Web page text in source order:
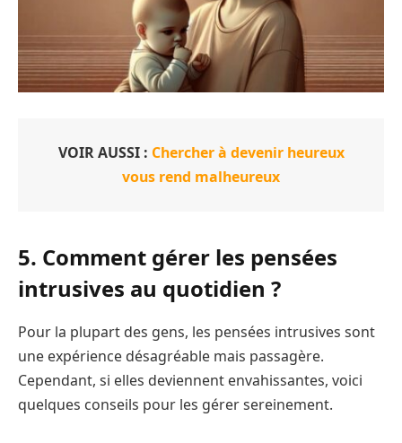
VOIR AUSSI : Chercher à devenir heureux
vous rend malheureux
5. Comment gérer les pensées
intrusives au quotidien ?
Pour la plupart des gens, les pensées intrusives sont
une expérience désagréable mais passagère.
Cependant, si elles deviennent envahissantes, voici
quelques conseils pour les gérer sereinement.